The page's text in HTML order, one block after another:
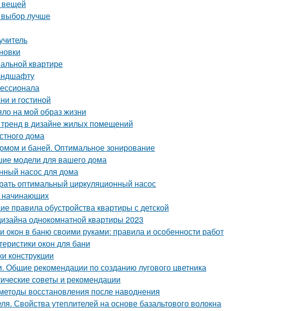
вещей
выбор лучше
квартире
и гостиной
на мой образ жизни
в дизайне жилых помещений
дома
и баней. Оптимальное зонирование
модели для вашего дома
насос для дома
оптимальный циркуляционный насос
начинающих
правила обустройства квартиры с детской
однокомнатной квартиры 2023
окон в баню своими руками: правила и особенности работ
окон для бани
конструкции
Общие рекомендации по созданию лугового цветника
советы и рекомендации
восстановления после наводнения
Свойства утеплителей на основе базальтового волокна